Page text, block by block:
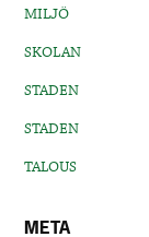
MILJÖ
SKOLAN
STADEN
STADEN
TALOUS
META